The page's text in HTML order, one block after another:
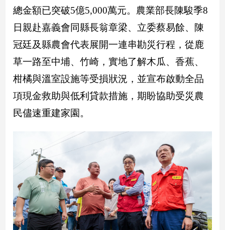
政
治
焦
觀
點
民
調
國
觀
點
兩
岸/
總金額已突破5億5,000萬元。農業部長陳駿季8
日親赴嘉義會同縣長翁章梁、立委蔡易餘、陳
冠廷及縣農會代表展開一連串勘災行程，從鹿
草一路至中埔、竹崎，實地了解木瓜、香蕉、
柑橘與溫室設施等受損狀況，並宣布啟動全品
項現金救助與低利貸款措施，期盼協助受災農
民儘速重建家園。